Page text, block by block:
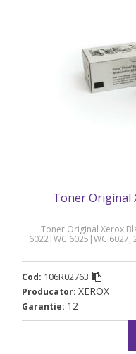
Toner Original
Toner Original Xerox
6022|WC 6025|WC 6027,
Cod: 106R02763
Producator: XEROX
Garantie: 12